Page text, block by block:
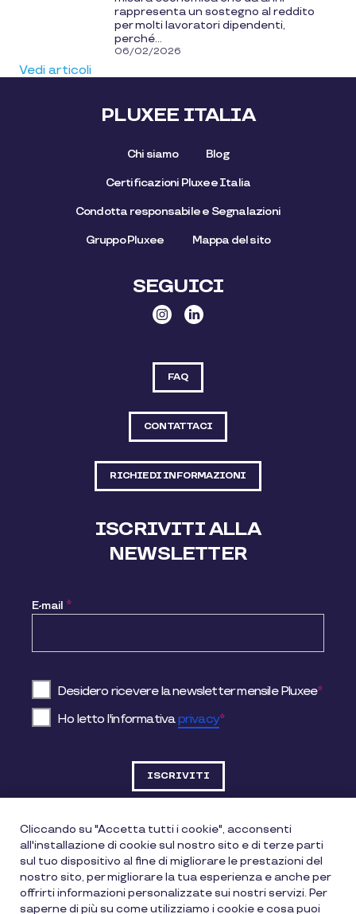
rappresenta un sostegno al reddito
per molti lavoratori dipendenti,
perché...
06/02/2026
Vedi articoli
PLUXEE ITALIA
Chi siamo Blog
Certificazioni Pluxee Italia
Condotta responsabile e Segnalazioni
Gruppo Pluxee Mappa del sito
SEGUICI
FAQ
CONTATTACI
RICHIEDI INFORMAZIONI
ISCRIVITI ALLA
NEWSLETTER
E-mail *
Desidero ricevere la newsletter mensile Pluxee*
Ho letto l'informativaprivacy*
DATI SOCIETARI
Pluxee Italia Srl
Cliccando su "Accetta tutti i cookie", acconsenti
all'installazione di cookie sul nostro sito e di terze parti
sul tuo dispositivo al fine di migliorare le prestazioni del
nostro sito, per migliorare la tua esperienza e anche per
offrirti informazioni personalizzate sui nostri servizi. Per
saperne di più su come utilizziamo i cookie e cosa puoi